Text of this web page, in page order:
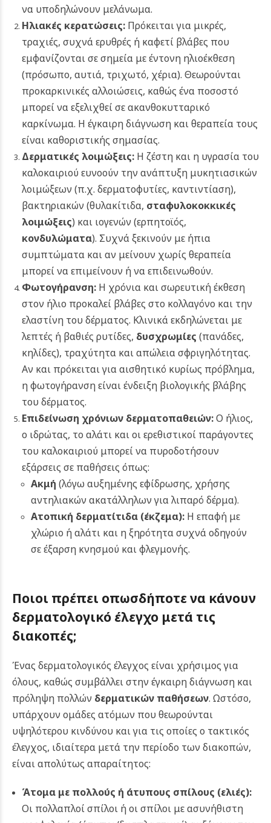
να υποδηλώνουν μελάνωμα.
Ηλιακές κερατώσεις:Πρόκειται για μικρές,
τραχιές, συχνά ερυθρές ή καφετί βλάβες που
εμφανίζονται σε σημεία με έντονη ηλιοέκθεση
(πρόσωπο, αυτιά, τριχωτό, χέρια). Θεωρούνται
προκαρκινικές αλλοιώσεις, καθώς ένα ποσοστό
μπορεί να εξελιχθεί σε ακανθοκυτταρικό
καρκίνωμα. Η έγκαιρη διάγνωση και θεραπεία τους
είναι καθοριστικής σημασίας.
Δερματικές λοιμώξεις:Η ζέστη και η υγρασία του
καλοκαιριού ευνοούν την ανάπτυξη μυκητιασικών
λοιμώξεων (π.χ. δερματοφυτίες, καντιντίαση),
βακτηριακών (θυλακίτιδα, σταφυλοκοκκικές
λοιμώξεις) και ιογενών (ερπητοϊός,
κονδυλώματα). Συχνά ξεκινούν με ήπια
συμπτώματα και αν μείνουν χωρίς θεραπεία
μπορεί να επιμείνουν ή να επιδεινωθούν.
Φωτογήρανση:Η χρόνια και σωρευτική έκθεση
στον ήλιο προκαλεί βλάβες στο κολλαγόνο και την
ελαστίνη του δέρματος. Κλινικά εκδηλώνεται με
λεπτές ή βαθιές ρυτίδες, δυσχρωμίες (πανάδες,
κηλίδες), τραχύτητα και απώλεια σφριγηλότητας.
Αν και πρόκειται για αισθητικό κυρίως πρόβλημα,
η φωτογήρανση είναι ένδειξη βιολογικής βλάβης
του δέρματος.
Επιδείνωση χρόνιων δερματοπαθειών:Ο ήλιος,
ο ιδρώτας, το αλάτι και οι ερεθιστικοί παράγοντες
του καλοκαιριού μπορεί να πυροδοτήσουν
εξάρσεις σε παθήσεις όπως:
Ακμή (λόγω αυξημένης εφίδρωσης, χρήσης
αντηλιακών ακατάλληλων για λιπαρό δέρμα).
Ατοπική δερματίτιδα (έκζεμα): Η επαφή με
χλώριο ή αλάτι και η ξηρότητα συχνά οδηγούν
σε έξαρση κνησμού και φλεγμονής.
Ποιοι πρέπει οπωσδήποτε να κάνουν
δερματολογικό έλεγχο μετά τις
διακοπές;
Ένας δερματολογικός έλεγχος είναι χρήσιμος για
όλους, καθώς συμβάλλει στην έγκαιρη διάγνωση και
πρόληψη πολλών δερματικών παθήσεων. Ωστόσο,
υπάρχουν ομάδες ατόμων που θεωρούνται
υψηλότερου κινδύνου και για τις οποίες ο τακτικός
έλεγχος, ιδιαίτερα μετά την περίοδο των διακοπών,
είναι απολύτως απαραίτητος:
Άτομα με πολλούς ή άτυπους σπίλους (ελιές):
Οι πολλαπλοί σπίλοι ή οι σπίλοι με ασυνήθιστη